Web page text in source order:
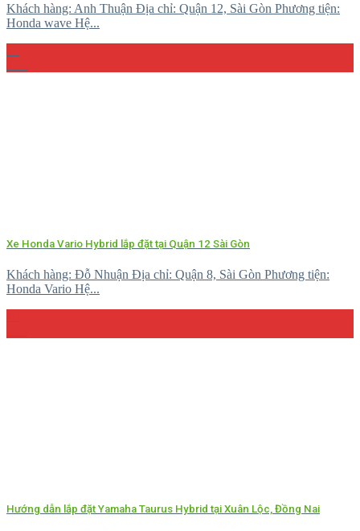
Khách hàng: Anh Thuận Địa chỉ: Quận 12, Sài Gòn Phương tiện:
Honda wave Hệ...
Xe Honda Vario Hybrid lắp đặt tại Quận 12 Sài Gòn
Khách hàng: Đỗ Nhuận Địa chỉ: Quận 8, Sài Gòn Phương tiện:
Honda Vario Hệ...
Hướng dẫn lắp đặt Yamaha Taurus Hybrid tại Xuân Lộc, Đồng Nai